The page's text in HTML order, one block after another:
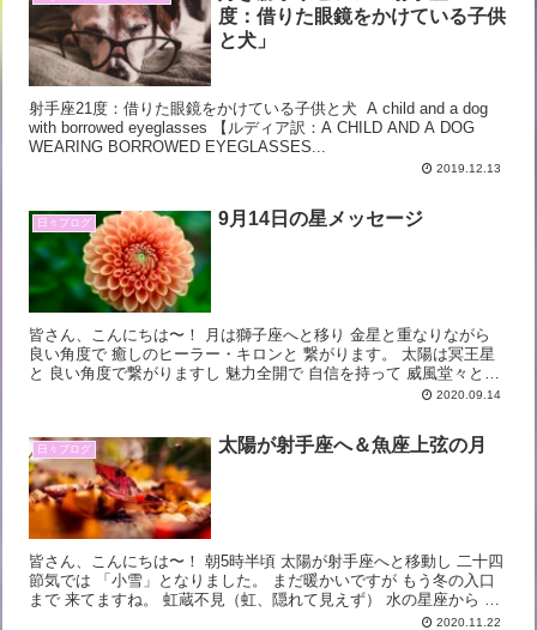
度：借りた眼鏡をかけている子供
と犬」
射手座21度：借りた眼鏡をかけている子供と犬 A child and a dog
with borrowed eyeglasses 【ルディア訳：A CHILD AND A DOG
WEARING BORROWED EYEGLASSES...
2019.12.13
日々ブログ 9月14日の星メッセージ
皆さん、こんにちは〜！ 月は獅子座へと移り 金星と重なりながら
良い角度で 癒しのヒーラー・キロンと 繋がります。 太陽は冥王星
と 良い角度で繋がりますし 魅力全開で 自信を持って 威風堂々と過
2020.09.14
日々ブログ 太陽が射手座へ＆魚座上弦の月
皆さん、こんにちは〜！ 朝5時半頃 太陽が射手座へと移動し 二十四
節気では 「小雪」となりました。 まだ暖かいですが もう冬の入口
まで 来てますね。 虹蔵不見（虹、隠れて見えず） 水の星座から 火
2020.11.22